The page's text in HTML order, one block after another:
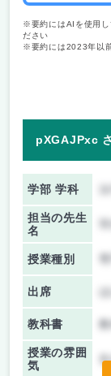
見る(
※要約にはAIを使用し
ださい
※要約には2023年以
pXGAJPxc
学部 学科
担当の先生
名
授業種別
出席
教科書
授業の雰囲
気